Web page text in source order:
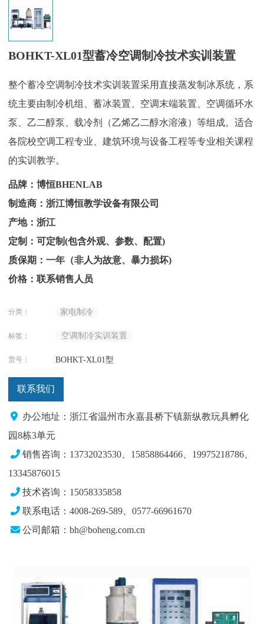
BOHKT-XL01型蓄冷空调制冷技术实训装置
整个蓄冷空调制冷技术实训装置采用直接蒸发制冰系统，系
统主要由制冷机组、蓄冰装置、空调末端装置、空调循环水
泵、乙二醇泵、载冷剂（乙烯乙二醇水溶液）等组成。适合
各院校空调工程专业、建筑环境与设备工程等专业相关课程
的实训教学。
品牌：博恒BHENLAB
制造商：浙江博恒教学设备有限公司
产地：浙江
定制：可定制(包含外观、参数、配置)
质保期：一年（非人为故意、暴力损坏)
价格：联系销售人员
分类： 家电制冷
标签： 空调制冷实训装置
货号： BOHKT-XL01型
联系我们
办公地址：浙江省温州市永嘉县桥下镇新纵教玩具孵化
园8栋3单元
销售咨询：13732023530、15858864466、19975218786
13345876015
技术咨询：15058335858
联系电话：4008-269-589、0577-66961670
公司邮箱：bh@boheng.com.cn